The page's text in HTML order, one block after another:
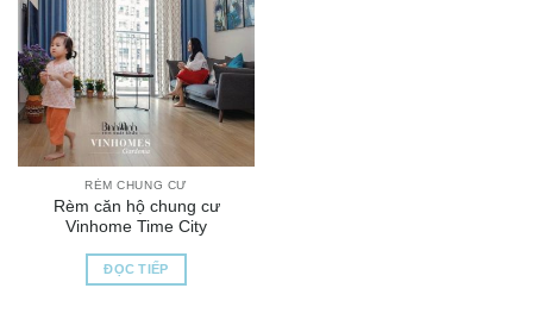
RÈM CHUNG CƯ
Rèm căn hộ chung cư
Vinhome Time City
ĐỌC TIẾP